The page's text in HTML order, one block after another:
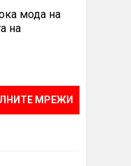
мода на
на
МРЕЖИ